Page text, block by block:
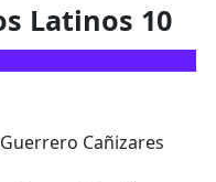
Latinos 10
Cañizares